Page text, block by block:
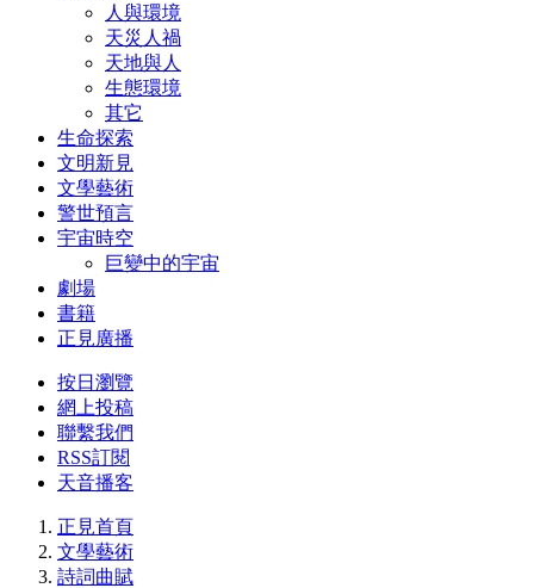
人與環境
天災人禍
天地與人
生態環境
其它
生命探索
文明新見
文學藝術
警世預言
宇宙時空
巨變中的宇宙
劇場
書籍
正見廣播
按日瀏覽
網上投稿
聯繫我們
RSS訂閱
天音播客
正見首頁
文學藝術
詩詞曲賦